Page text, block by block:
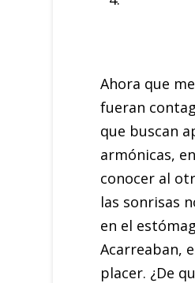
Ahora que
fueran
que buscan
armónicas,
conocer al
las sonrisas
en el
Acarreaban,
placer. ¿De